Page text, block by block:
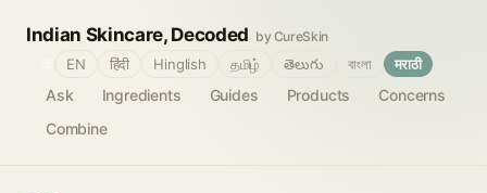
Indian Skincare, Decoded by CureSkin
Ask Ingredients Guides Products
Concerns
Combine
EN हिंदी Hinglish தமிழ் తెలుగు বাংলা मराठी